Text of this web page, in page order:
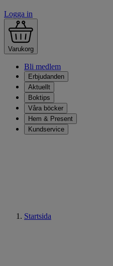
Logga in
Varukorg
Bli medlem
Erbjudanden
Aktuellt
Boktips
Våra böcker
Hem & Present
Kundservice
Startsida